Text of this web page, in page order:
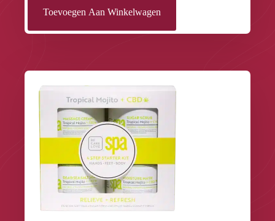
Toevoegen Aan Winkelwagen